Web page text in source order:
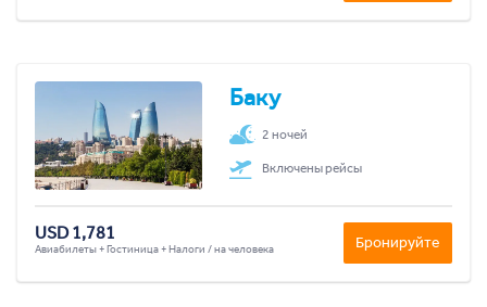
Баку
2 ночей
Включены рейсы
USD 1,781
Авиабилеты + Гостиница + Налоги / на человека Бронируйте